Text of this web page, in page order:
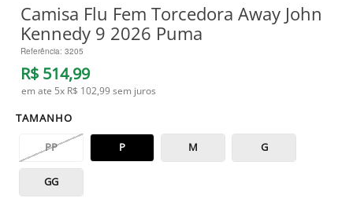
Camisa Flu Fem Torcedora Away John
Kennedy 9 2026 Puma
Referência: 3205
R$ 514,99
em ate 5x R$ 102,99sem juros
TAMANHO
PP P M G
GG